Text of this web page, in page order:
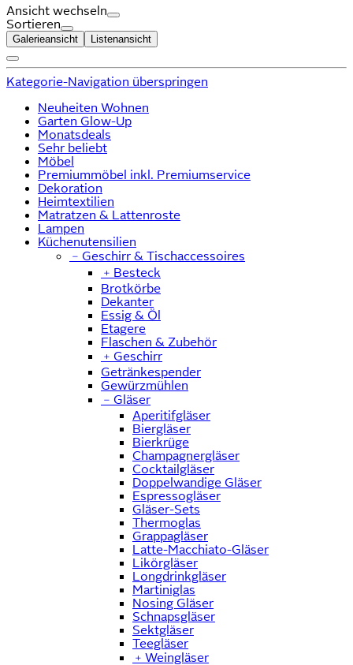
Ansicht wechseln
Sortieren
Galerieansicht Listenansicht
Kategorie-Navigation überspringen
Neuheiten Wohnen
Garten Glow-Up
Monatsdeals
Sehr beliebt
Möbel
Premiummöbel inkl. Premiumservice
Dekoration
Heimtextilien
Matratzen & Lattenroste
Lampen
Küchenutensilien
﹣ Geschirr & Tischaccessoires
﹢ Besteck
Brotkörbe
Dekanter
Essig & Öl
Etagere
Flaschen & Zubehör
﹢ Geschirr
Getränkespender
Gewürzmühlen
﹣ Gläser
Aperitifgläser
Biergläser
Bierkrüge
Champagnergläser
Cocktailgläser
Doppelwandige Gläser
Espressogläser
Gläser-Sets
Thermoglas
Grappagläser
Latte-Macchiato-Gläser
Likörgläser
Longdrinkgläser
Martiniglas
Nosing Gläser
Schnapsgläser
Sektgläser
Teegläser
﹢ Weingläser